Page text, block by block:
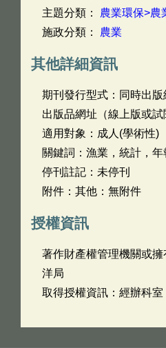
主題分類： 農業環保>農
施政分類： 農業
其他詳細資訊
期刊發行型式：同時出版
出版品網址（線上版或試
適用對象：成人(學術性)
關鍵詞：漁業，統計，年
停刊註記：未停刊
附件：其他：無附件
授權資訊
著作財產權管理機關或
洋局
取得授權資訊：經辦科室